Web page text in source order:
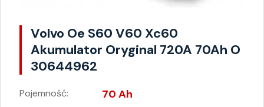
Volvo Oe S60 V60 Xc60
Akumulator Oryginal 720A 70Ah O
30644962
Pojemność: 70 Ah